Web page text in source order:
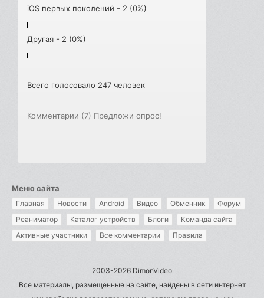
iOS первых поколений - 2 (0%)
Другая - 2 (0%)
Всего голосовало 247 человек
Комментарии (7) Предложи опрос!
Меню сайта
Главная Новости Android Видео Обменник
Форум
Реаниматор
Каталог устройств Блоги
Команда сайта
Активные участники
Все комментарии Правила
2003-2026 DimonVideo
Все материалы, размещенные на сайте, найдены в сети интернет